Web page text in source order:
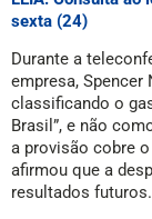
sexta (24)
Durante a
empresa,
classificando o
Brasil”, e não
a provisão cobre
afirmou que a
resultados futuros.